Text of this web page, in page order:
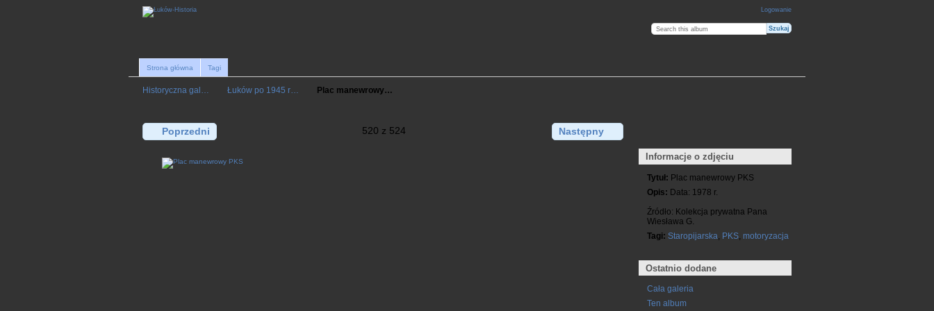
Logowanie
Strona główna Tagi
Historyczna gal… Łuków po 1945 r… Plac manewrowy…
Poprzedni 520 z 524 Następny
Informacje o zdjęciu
Tytuł: Plac manewrowy PKS
Opis: Data: 1978 r.
Źródło: Kolekcja prywatna Pana
Wiesława G.
Tagi: Staropijarska PKS, motoryzacja
Ostatnio dodane
Cała galeria
Ten album